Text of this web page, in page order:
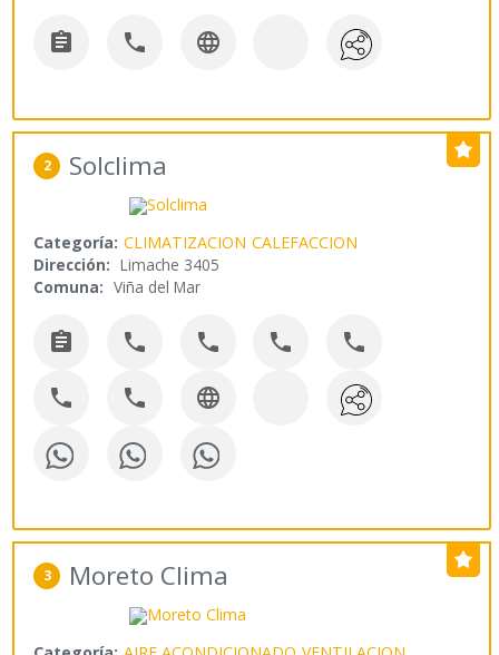
  
2 Solclima
Categoría: CLIMATIZACION CALEFACCION
Dirección: Limache 3405
Comuna: Viña del Mar
    
  
3 Moreto Clima